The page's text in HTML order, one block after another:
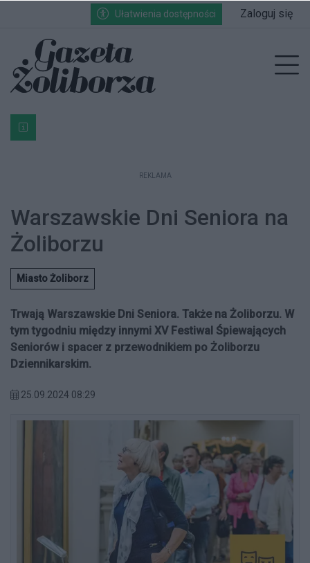
Przejdź do głównych treści
Przejdź do wyszukiwarki
Przejdź do głównego menuUłatwienia dostępności Zaloguj się
Bardzo ważna informacja dla podatników posiadających
REKLAMA
Warszawskie Dni Seniora na
Żoliborzu
Miasto Żoliborz
Trwają Warszawskie Dni Seniora. Także na Żoliborzu. W
tym tygodniu między innymi XV Festiwal Śpiewających
Seniorów i spacer z przewodnikiem po Żoliborzu
Dziennikarskim.
25.09.2024 08:29